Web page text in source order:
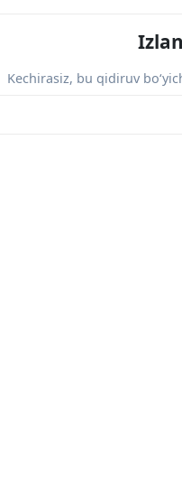
Kechirasiz, bu qidiruv